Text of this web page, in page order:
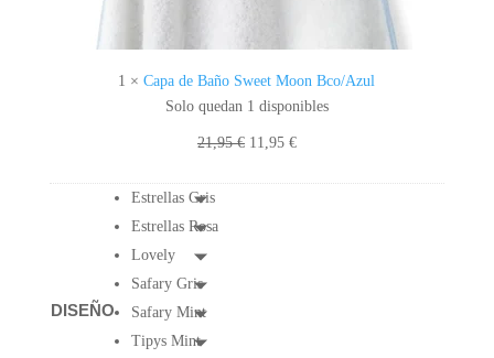
T
M
O
N
1 ×Capa de Baño Sweet Moon Bco/Azul
Solo quedan 1 disponibles
21,95€ El
11,95 €El
DISEÑO
Estrellas Gris
Estrellas Rosa
Lovely
Safary Gris
Safary Mint
Tipys Mint